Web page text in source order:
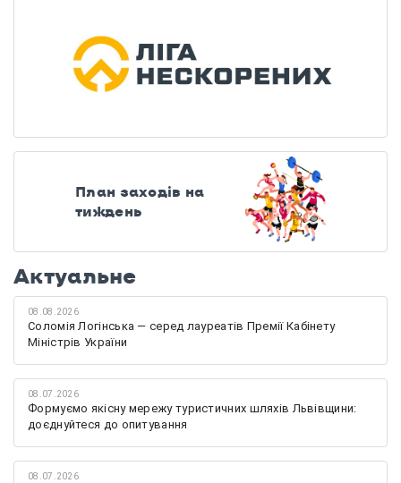
План заходів на
тиждень
Актуальне
08.08.2026
Соломія Логінська — серед лауреатів Премії Кабінету
Міністрів України
08.07.2026
Формуємо якісну мережу туристичних шляхів Львівщини:
доєднуйтеся до опитування
08.07.2026